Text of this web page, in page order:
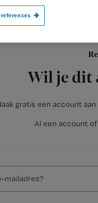
Wil je dit
gratis een account
Al een account
toegestuurd, zo